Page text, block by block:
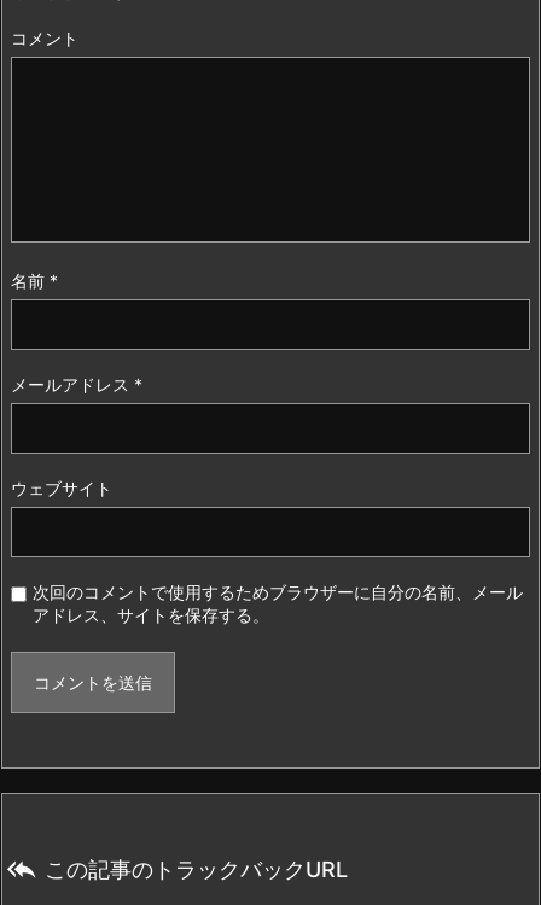
コメント
名前 *
メールアドレス *
ウェブサイト
次回のコメントで使用するためブラウザーに自分の名前、メール
アドレス、サイトを保存する。
 この記事のトラックバックURL